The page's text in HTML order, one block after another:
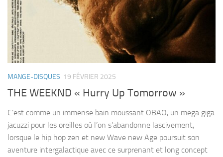
MANGE-DISQUES 19 FÉVRIER 2025
THE WEEKND « Hurry Up Tomorrow »
C’est comme un immense bain moussant OBAO, un mega giga
jacuzzi pour les oreilles où l’on s’abandonne lascivement,
lorsque le hip hop zen et new Wave new Age poursuit son
aventure intergalactique avec ce surprenant et long concept